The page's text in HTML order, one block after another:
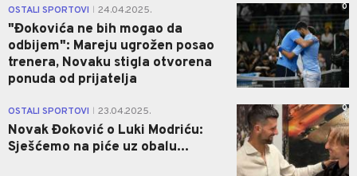
OSTALI SPORTOVI 24.04.2025.
"Đokovića ne bih mogao da
odbijem": Mareju ugrožen posao
trenera, Novaku stigla otvorena
ponuda od prijatelja
0
OSTALI SPORTOVI 23.04.2025.
Novak Đoković o Luki Modriću:
Sješćemo na piće uz obalu...
0